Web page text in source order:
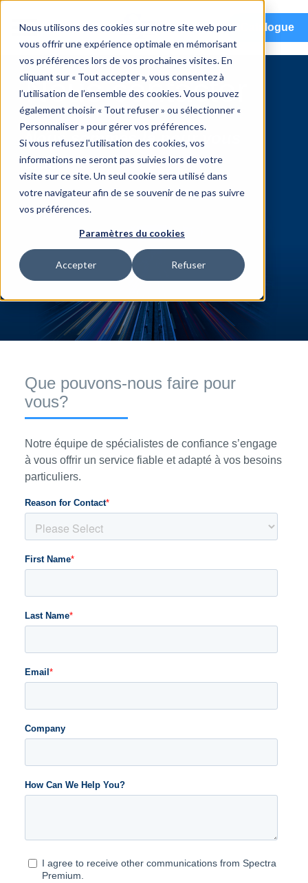
Nous utilisons des cookies sur notre site web pour
vous offrir une expérience optimale en mémorisant
vos préférences lors de vos prochaines visites. En
cliquant sur « Tout accepter », vous consentez à
l’utilisation de l’ensemble des cookies. Vous pouvez
également choisir « Tout refuser » ou sélectionner «
Personnaliser » pour gérer vos préférences.
Si vous refusez l'utilisation des cookies, vos
informations ne seront pas suivies lors de votre
visite sur ce site. Un seul cookie sera utilisé dans
votre navigateur afin de se souvenir de ne pas suivre
vos préférences.
Paramètres du cookies
Accepter Refuser
menu Catalogue
Nous contacter
Nous sommes là pour vous
aider
Que pouvons-nous faire pour
vous?
Notre équipe de spécialistes de confiance s’engage
à vous offrir un service fiable et adapté à vos besoins
particuliers.